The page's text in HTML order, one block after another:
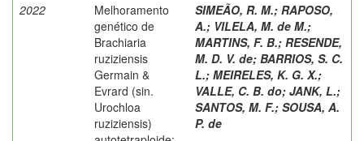
2022
Melhoramento
genético de
Brachiaria
ruziziensis
Germain &
Evrard (sin.
Urochloa
ruziziensis)
SIMEÃO, R. M.; RAPOSO,
A.; VILELA, M. de M.;
MARTINS, F. B.; RESENDE,
M. D. V. de; BARRIOS, S. C.
L.; MEIRELES, K. G. X.;
VALLE, C. B. do; JANK, L.;
SANTOS, M. F.; SOUSA, A.
P. de